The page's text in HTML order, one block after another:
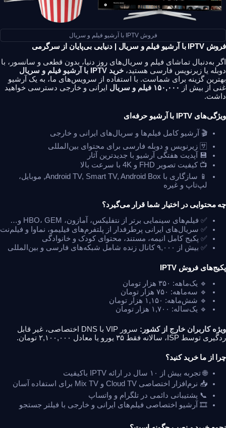
فروش IPTV با آرشیو فیلم و سریال
فروش IPTV با آرشیو فیلم و سریال | دنیایی بی‌پایان از سرگرمی
اگر به‌دنبال تماشای فیلم و سریال‌های روز دنیا، بدون قطعی و سانسور، با
دوبله یا زیرنویس فارسی هستید، خرید IPTV با آرشیو فیلم و سریال
بهترین گزینه برای شماست. با استفاده از سرویس‌های ما، به یک آرشیو
غنی از بیش از
۱۵۰,۰۰۰ فیلم و سریال
ایرانی و خارجی دسترسی خواهید
داشت.
ویژگی‌های IPTV با آرشیو حرفه‌ای
🎬 آرشیو کامل فیلم‌ها و سریال‌های ایرانی و خارجی
🈂️ زیرنویس و دوبله فارسی برای محتوای بین‌المللی
💾 آپدیت هفتگی آرشیو با جدیدترین آثار
📺 کیفیت تصویر FHD و 4K با سرعت بالا
📱 سازگاری با Android TV, Smart TV, Android Box, موبایل،
لپ‌تاپ و غیره
چه محتوایی در اختیار شما قرار می‌گیرد؟
✅ فیلم‌های سینمایی برتر از نتفلیکس، آمازون، HBO، GEM و…
✅ سریال‌های ایرانی پرطرفدار از پلتفرم‌های فیلیمو، نماوا و فیلم‌نت
✅ پکیج کامل انیمه، مستند، محتوای کودک و خانوادگی
✅ بیش از ۹,۰۰۰ کانال زنده شامل شبکه‌های فارسی و بین‌المللی
پکیج‌های فروش IPTV
🔹 یک‌ماهه: ۳۵۰ هزار تومان
🔹 سه‌ماهه: ۷۵۰ هزار تومان
🔹 شش‌ماهه: ۱,۱۵۰ هزار تومان
🔹 یک‌ساله: ۱,۷۰۰ هزار تومان
ویژه کاربران خارج از کشور:
سرور VIP با DNS اختصاصی، غیر قابل
ردگیری توسط ISP، سالانه فقط ۳۵ یورو یا معادل ۲,۱۰۰,۰۰۰ تومان.
چرا از ما خرید کنید؟
🌐 تجربه بیش از ۱۰ سال در ارائه IPTV باکیفیت
📥 نرم‌افزار اختصاصی Cloud TV و Mix TV برای استفاده آسان
📞 پشتیبانی دائمی در تلگرام و واتساپ
🎞 آرشیو اختصاصی فیلم‌های ایرانی و خارجی با فیلتر جستجو